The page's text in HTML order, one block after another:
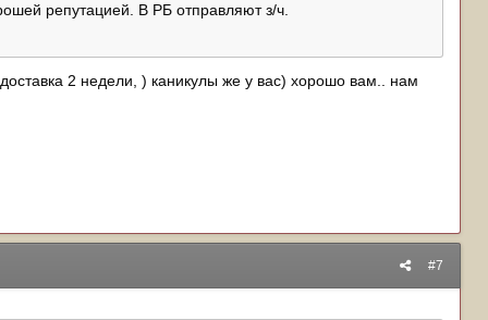
репутацией. В РБ отправляют з/ч.
2 недели, ) каникулы же у вас) хорошо вам.. нам
#7